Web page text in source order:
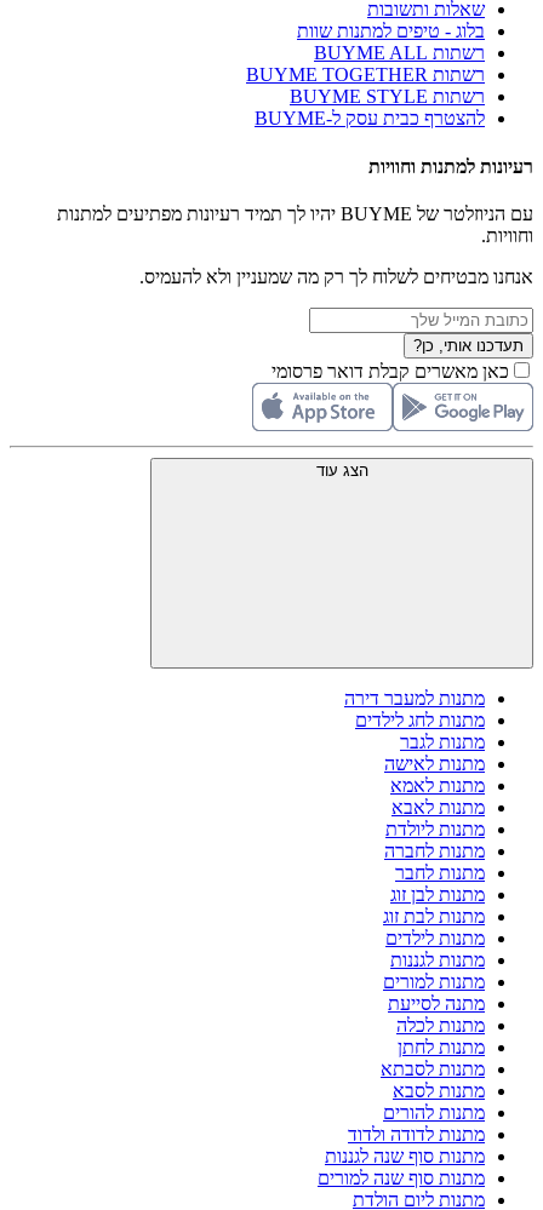
שאלות ותשובות
בלוג - טיפים למתנות שוות
רשתות BUYME ALL
רשתות BUYME TOGETHER
רשתות BUYME STYLE
להצטרף כבית עסק ל-BUYME
רעיונות למתנות וחוויות
עם הניוזלטר של BUYME יהיו לך תמיד רעיונות מפתיעים למתנות
וחוויות.
אנחנו מבטיחים לשלוח לך רק מה שמעניין ולא להעמיס.
תעדכנו אותי, כן?
כאן מאשרים קבלת דואר פרסומי
הצג עוד
מתנות למעבר דירה
מתנות לחג לילדים
מתנות לגבר
מתנות לאישה
מתנות לאמא
מתנות לאבא
מתנות ליולדת
מתנות לחברה
מתנות לחבר
מתנות לבן זוג
מתנות לבת זוג
מתנות לילדים
מתנות לגננות
מתנות למורים
מתנה לסייעת
מתנות לכלה
מתנות לחתן
מתנות לסבתא
מתנות לסבא
מתנות להורים
מתנות לדודה ולדוד
מתנות סוף שנה לגננות
מתנות סוף שנה למורים
מתנות ליום הולדת